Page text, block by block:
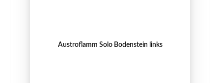
Austroflamm Solo Bodenstein links